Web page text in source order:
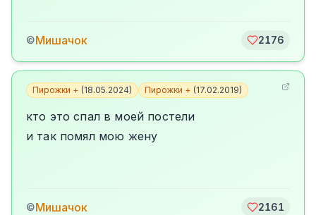
©Мишачок 2176
Пирожки + (18.05.2024) Пирожки + (17.02.2019)
кто это спал в моей постели
и так помял мою жену
©Мишачок 2161